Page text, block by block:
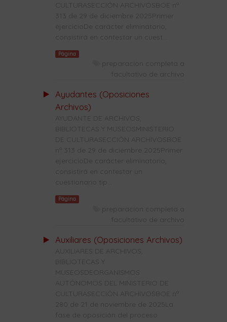
CULTURASECCIÓN ARCHIVOSBOE nº
313 de 29 de diciembre 2025Primer
ejercicioDe carácter eliminatorio,
consistirá en contestar un cuest...
Página
preparacion completa a
facultativo de archivo
Ayudantes (Oposiciones
Archivos)
AYUDANTE DE ARCHIVOS,
BIBLIOTECAS Y MUSEOSMINISTERIO
DE CULTURASECCIÓN ARCHIVOSBOE
nº 313 de 29 de diciembre 2025Primer
ejercicioDe carácter eliminatorio,
consistirá en contestar un
cuestionario tip...
Página
preparacion completa a
facultativo de archivo
Auxiliares (Oposiciones Archivos)
AUXILIARES DE ARCHIVOS,
BIBLIOTECAS Y
MUSEOSDEORGANISMOS
AUTÓNOMOS DEL MINISTERIO DE
CULTURASECCIÓN ARCHIVOSBOE nº
280 de 21 de noviembre de 2025La
fase de oposición del proceso